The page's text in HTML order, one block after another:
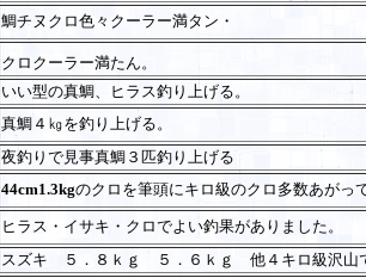
鯛チヌクロ色々クーラー満タン・
クロクーラー満たん。
いい型の真鯛、ヒラス釣り上げる。
真鯛４㎏を釣り上げる。
夜釣りで見事真鯛３匹釣り上げる
44cm1.3kgのクロを筆頭にキロ級のクロ多数あがっ
ヒラス・イサキ・クロでよい釣果がありました。
スズキ ５．８ｋｇ ５．６ｋｇ 他４キロ級沢山